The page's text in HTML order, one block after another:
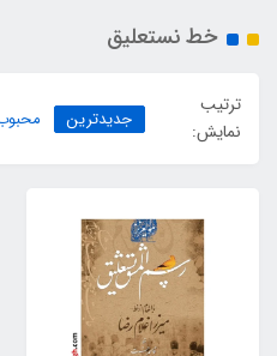
خط نستعلیق
ترتیب
نمایش:
جدیدترین